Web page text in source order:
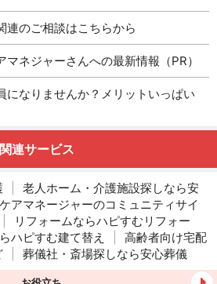
連のご相談はこちらから
マネジャーさんへの最新情報（PR）
になりませんか？メリットいっぱい
連サービス
老人ホーム・介護施設探しなら安
ケアマネージャーのコミュニティサイ
リフォームならハピすむリフォー
ハピすむ建て替え
高齢者向け宅配
葬儀社・斎場探しなら安心葬儀